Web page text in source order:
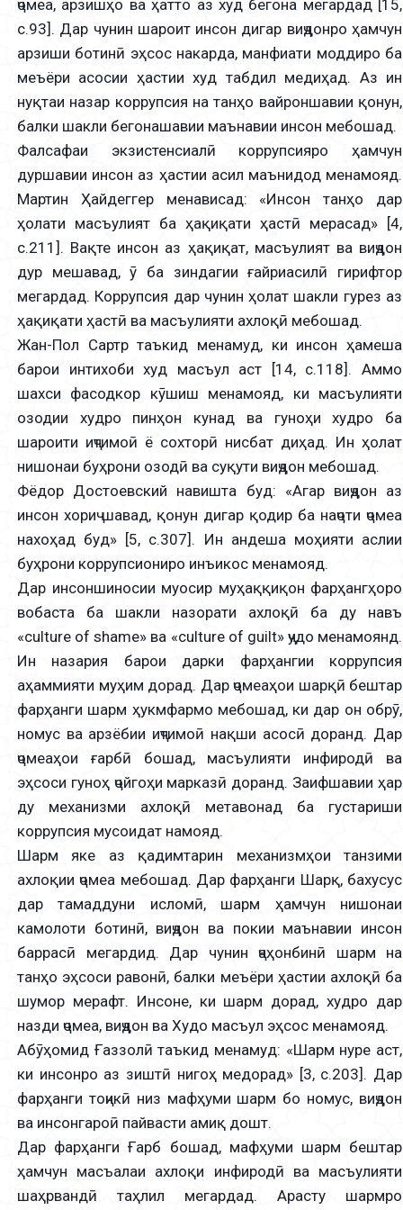
ҷомеа, арзишҳо ва ҳатто аз худ бегона мегардад [15,
с.93]. Дар чунин шароит инсон дигар виҷдонро ҳамчун
арзиши ботинӣ эҳсос накарда, манфиати моддиро ба
меъёри асосии ҳастии худ табдил медиҳад. Аз ин
нуқтаи назар коррупсия на танҳо вайроншавии қонун,
балки шакли бегонашавии маънавии инсон мебошад.
Фалсафаи экзистенсиалӣ коррупсияро ҳамчун
дуршавии инсон аз ҳастии асил маънидод менамояд.
Мартин Ҳайдеггер менависад: «Инсон танҳо дар
ҳолати масъулият ба ҳақиқати ҳастӣ мерасад» [4,
с.211]. Вақте инсон аз ҳақиқат, масъулият ва виҷдон
дур мешавад, ӯ ба зиндагии ғайриасилӣ гирифтор
мегардад. Коррупсия дар чунин ҳолат шакли гурез аз
ҳақиқати ҳастӣ ва масъулияти ахлоқӣ мебошад.
Жан-Пол Сартр таъкид менамуд, ки инсон ҳамеша
барои интихоби худ масъул аст [14, с.118]. Аммо
шахси фасодкор кӯшиш менамояд, ки масъулияти
озодии худро пинҳон кунад ва гуноҳи худро ба
шароити иҷтимоӣ ё сохторӣ нисбат диҳад. Ин ҳолат
нишонаи буҳрони озодӣ ва суқути виҷдон мебошад.
Фёдор Достоевский навишта буд: «Агар виҷдон аз
инсон хориҷ шавад, қонун дигар қодир ба наҷоти ҷомеа
нахоҳад буд» [5, с.307]. Ин андеша моҳияти аслии
буҳрони коррупсиониро инъикос менамояд.
Дар инсоншиносии муосир муҳаққиқон фарҳангҳоро
вобаста ба шакли назорати ахлоқӣ ба ду навъ
«culture of shame» ва «culture of guilt» ҷудо менамоянд.
Ин назария барои дарки фарҳангии коррупсия
аҳаммияти муҳим дорад. Дар ҷомеаҳои шарқӣ бештар
фарҳанги шарм ҳукмфармо мебошад, ки дар он обрӯ,
номус ва арзёбии иҷтимоӣ нақши асосӣ доранд. Дар
ҷомеаҳои ғарбӣ бошад, масъулияти инфиродӣ ва
эҳсоси гуноҳ ҷойгоҳи марказӣ доранд. Заифшавии ҳар
ду механизми ахлоқӣ метавонад ба густариши
коррупсия мусоидат намояд.
Шарм яке аз қадимтарин механизмҳои танзими
ахлоқии ҷомеа мебошад. Дар фарҳанги Шарқ, бахусус
дар тамаддуни исломӣ, шарм ҳамчун нишонаи
камолоти ботинӣ, виҷдон ва покии маънавии инсон
баррасӣ мегардид. Дар чунин ҷаҳонбинӣ шарм на
танҳо эҳсоси равонӣ, балки меъёри ҳастии ахлоқӣ ба
шумор мерафт. Инсоне, ки шарм дорад, худро дар
назди ҷомеа, виҷдон ва Худо масъул эҳсос менамояд.
Абӯҳомид Ғаззолӣ таъкид менамуд: «Шарм нуре аст,
ки инсонро аз зиштӣ нигоҳ медорад» [3, с.203]. Дар
фарҳанги тоҷикӣ низ мафҳуми шарм бо номус, виҷдон
ва инсонгароӣ пайвасти амиқ дошт.
Дар фарҳанги Ғарб бошад, мафҳуми шарм бештар
ҳамчун масъалаи ахлоқи инфиродӣ ва масъулияти
шаҳрвандӣ таҳлил мегардад. Арасту шармро